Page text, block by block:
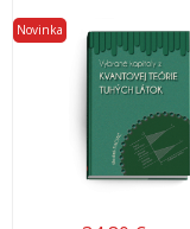
Novinka